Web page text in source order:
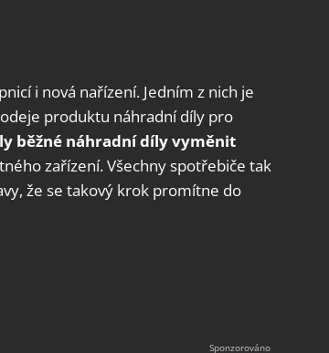
i nová nařízení. Jedním z nich je
produktu náhradní díly pro
běžné náhradní díly vyměnit
zařízení. Všechny spotřebiče tak
že se takový krok promítne do